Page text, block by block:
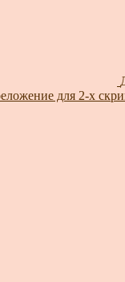
для 2-х